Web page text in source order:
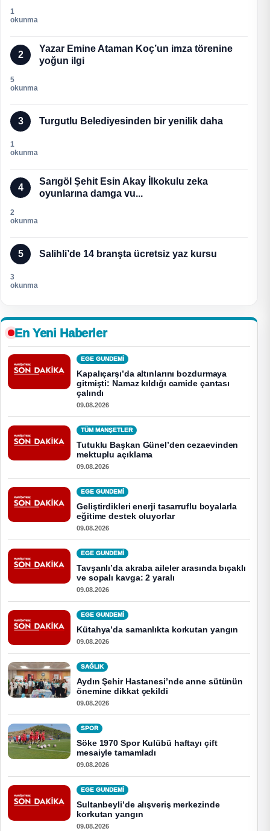
1
okunma
2
Yazar Emine Ataman Koç’un imza törenine
yoğun ilgi
5
okunma
3 Turgutlu Belediyesinden bir yenilik daha
1
okunma
4
Sarıgöl Şehit Esin Akay İlkokulu zeka
oyunlarına damga vu...
2
okunma
5 Salihli’de 14 branşta ücretsiz yaz kursu
3
okunma
En Yeni Haberler
EGE GUNDEMİ
Kapalıçarşı’da altınlarını bozdurmaya
gitmişti: Namaz kıldığı camide çantası
çalındı
09.08.2026
TÜM MANŞETLER
Tutuklu Başkan Günel’den cezaevinden
mektuplu açıklama
09.08.2026
EGE GUNDEMİ
Geliştirdikleri enerji tasarruflu boyalarla
eğitime destek oluyorlar
09.08.2026
EGE GUNDEMİ
Tavşanlı’da akraba aileler arasında bıçaklı
ve sopalı kavga: 2 yaralı
09.08.2026
EGE GUNDEMİ
Kütahya’da samanlıkta korkutan yangın
09.08.2026
SAĞLIK
Aydın Şehir Hastanesi’nde anne sütünün
önemine dikkat çekildi
09.08.2026
SPOR
Söke 1970 Spor Kulübü haftayı çift
mesaiyle tamamladı
09.08.2026
EGE GUNDEMİ
Sultanbeyli’de alışveriş merkezinde
korkutan yangın
09.08.2026